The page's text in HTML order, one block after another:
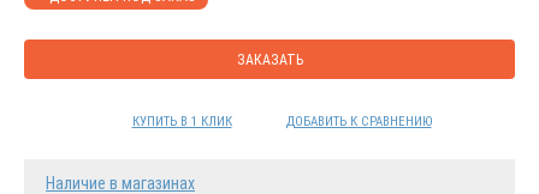
ЗАКАЗАТЬ
КУПИТЬ В 1 КЛИК ДОБАВИТЬ К СРАВНЕНИЮ
Наличие в магазинах